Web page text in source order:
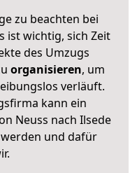
zu beachten bei
ist wichtig, sich Zeit
des Umzugs
organisieren, um
verläuft.
kann ein
Neuss nach Ilsede
und dafür